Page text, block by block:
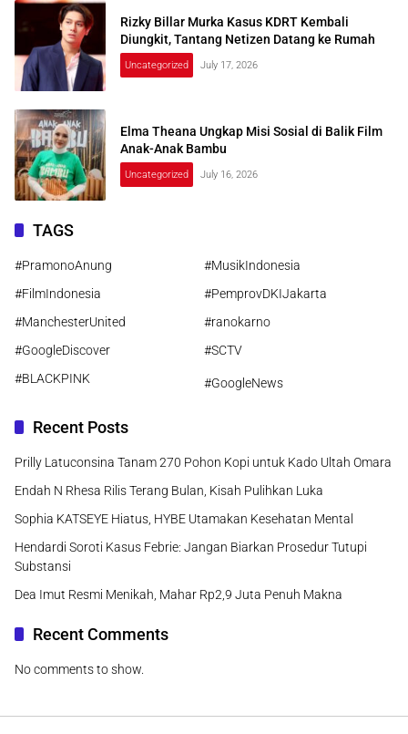
Rizky Billar Murka Kasus KDRT Kembali
Diungkit, Tantang Netizen Datang ke Rumah
Uncategorized July 17, 2026
Elma Theana Ungkap Misi Sosial di Balik Film
Anak-Anak Bambu
Uncategorized July 16, 2026
TAGS
#PramonoAnung
#MusikIndonesia
#FilmIndonesia
#PemprovDKIJakarta
#ManchesterUnited
#ranokarno
#GoogleDiscover
#SCTV
#BLACKPINK
#GoogleNews
Recent Posts
Prilly Latuconsina Tanam 270 Pohon Kopi untuk Kado Ultah Omara
Endah N Rhesa Rilis Terang Bulan, Kisah Pulihkan Luka
Sophia KATSEYE Hiatus, HYBE Utamakan Kesehatan Mental
Hendardi Soroti Kasus Febrie: Jangan Biarkan Prosedur Tutupi
Substansi
Dea Imut Resmi Menikah, Mahar Rp2,9 Juta Penuh Makna
Recent Comments
No comments to show.